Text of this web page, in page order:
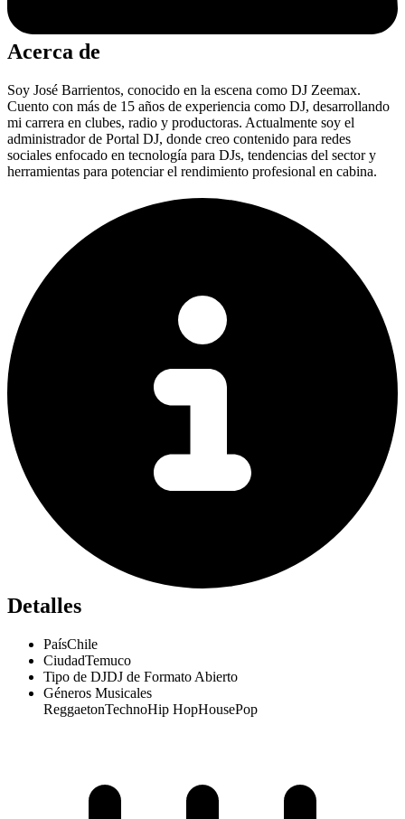
Acerca de
Soy José Barrientos, conocido en la escena como DJ Zeemax.
Cuento con más de 15 años de experiencia como DJ, desarrollando
mi carrera en clubes, radio y productoras. Actualmente soy el
administrador de Portal DJ, donde creo contenido para redes
sociales enfocado en tecnología para DJs, tendencias del sector y
herramientas para potenciar el rendimiento profesional en cabina.
Detalles
PaísChile
CiudadTemuco
Tipo de DJDJ de Formato Abierto
Géneros Musicales
ReggaetonTechnoHip HopHousePop